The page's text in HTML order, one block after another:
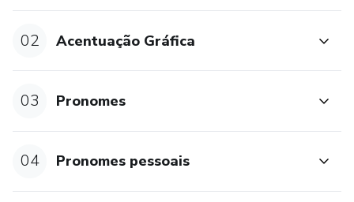
construídos nos textos; características de textos
indireto; elementos de coesão e coerência.
dos vocábulos; tempos, modos e aspectos do verbo; uso
dos pronomes; metáfora, metonímia, antítese, eufemismo,
ironia.
3. Aspectos morfológicos: reconhecimento, emprego e
02 Acentuação Gráfica
03 Pronomes
04 Pronomes pessoais